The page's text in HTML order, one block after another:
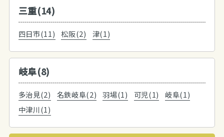
三重(14)
四日市(11) 松阪(2) 津(1)
岐阜(8)
多治見(2) 名鉄岐阜(2) 羽場(1) 可児(1)
岐阜(1)
中津川(1)